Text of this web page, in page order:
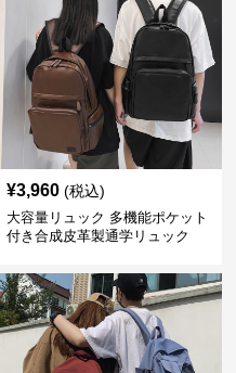
¥3,960 (税込)
大容量リュック 多機能ポケット
付き合成皮革製通学リュック